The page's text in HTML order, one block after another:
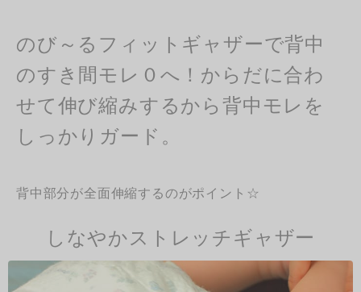
のび～るフィットギャザーで背中
のすき間モレ０へ！からだに合わ
せて伸び縮みするから背中モレを
しっかりガード。
背中部分が全面伸縮するのがポイント☆
しなやかストレッチギャザー